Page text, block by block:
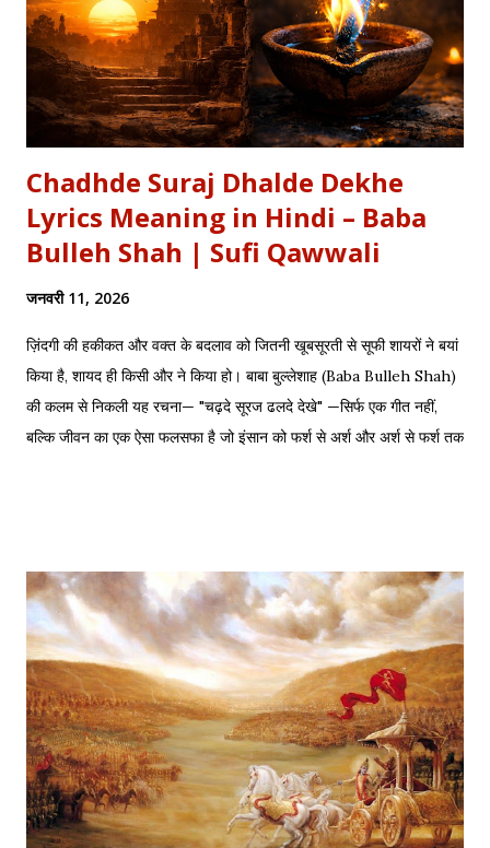
Chadhde Suraj Dhalde Dekhe
Lyrics Meaning in Hindi – Baba
Bulleh Shah | Sufi Qawwali
जनवरी 11, 2026
ज़िंदगी की हकीकत और वक्त के बदलाव को जितनी खूबसूरती से सूफी शायरों ने बयां
किया है, शायद ही किसी और ने किया हो। बाबा बुल्लेशाह (Baba Bulleh Shah)
की कलम से निकली यह रचना— "चढ़दे सूरज ढलदे देखे" —सिर्फ एक गीत नहीं,
बल्कि जीवन का एक ऐसा फलसफा है जो इंसान को फर्श से अर्श और अर्श से फर्श तक
वक्त बदलते देर नहीं लगती। जिस तरह नुसरत फतेह अली खान साहब ने तुम्हें
दिल्लगी भूल जानी पड़ेगी गाकर इश्क़ और इबादत का फर्क समझाया, उसी तरह यह
कलाम हमें 'शुक्र' (Gratitude) का पाठ पढ़ाता है। इस लेख में हम इस कालजयी
रचना के हिंदी बोल (Lyrics), उसके गूढ़ अर्थ और शब्दार्थ को विस्तार से समझेंगे।
...